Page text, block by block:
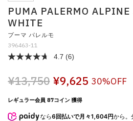
PUMA PALERMO
WHITE
プーマ パレルモ
396463-11
4.7 (6)
¥13,750 ¥9,625 30%OFF
レギュラー会員 87コイン 獲得
なら6回払いで月々1,604円から。